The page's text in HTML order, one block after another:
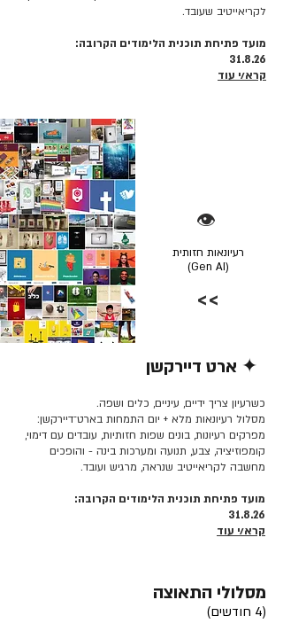
לקריאייטיב שעובד.
מועד פתיחת תוכנית הלימודים הקרובה:
31.8.26
קרא/י עוד
👁️
רעיונאות חזותית
(Gen AI)
>>
✦ ארט דיירקשן
כשרעיון צריך ידיים, עיניים, כלים ושפה.
מסלול רעיונאות מלא + יום התמחות בארט־דיירקשן:
מפרקים רעיונות, בונים שפות חזותיות, עובדים עם דימוי,
קומפוזיציה, צבע, תנועה ומערכות בינה - והופכים
מחשבה לקריאייטיב שנראה, מרגיש ועובד.
מועד פתיחת תוכנית הלימודים הקרובה:
31.8.26
קרא/י עוד
מסלולי התאוצה
(4 חודשים)